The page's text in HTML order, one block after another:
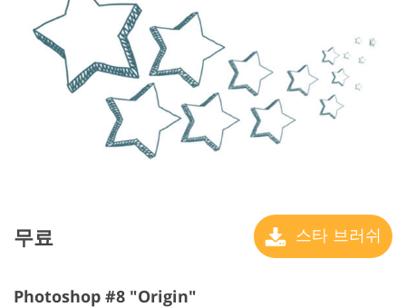
무료 스타 브러쉬
Photoshop #8 "Origin"